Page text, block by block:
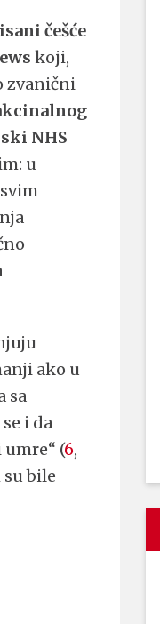
češće
koji,
zvanični
NHS
u
ako u
sa
i da
(6,
bile